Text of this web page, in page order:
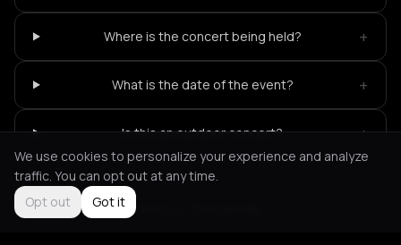
Where is the concert being held? +
What is the date of the event? +
Is this an outdoor concert? +
Not feeling it? All events in Thessaloniki
We use cookies to personalize your experience and analyze
traffic. You can opt out at any time.
Opt out
Got it